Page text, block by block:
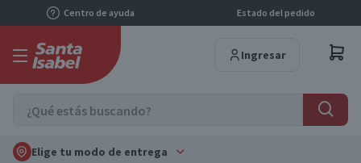
Centro de ayuda Estado del pedido
Ingresar
Elige tu modo de entrega